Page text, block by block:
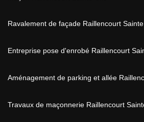
Ravalement de façade Raillencourt
Entreprise pose d'enrobé Raillencourt
Aménagement de parking et allée
Travaux de maçonnerie Raillencourt